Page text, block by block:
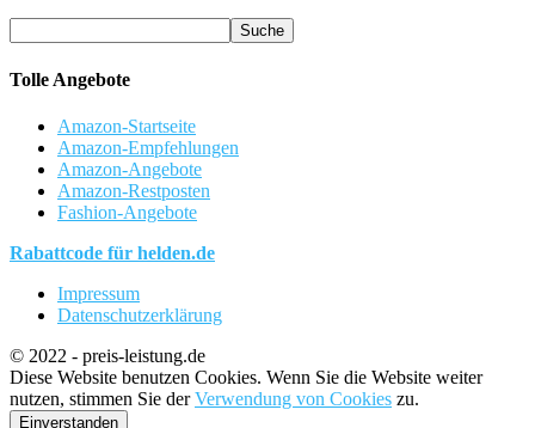
Tolle Angebote
Amazon-Startseite
Amazon-Empfehlungen
Amazon-Angebote
Amazon-Restposten
Fashion-Angebote
Rabattcode für helden.de
Impressum
Datenschutzerklärung
© 2022 - preis-leistung.de
Diese Website benutzen Cookies. Wenn Sie die Website weiter
nutzen, stimmen Sie derVerwendung von Cookies zu.
Einverstanden